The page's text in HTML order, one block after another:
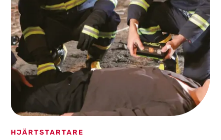
HJÄRTSTARTARE